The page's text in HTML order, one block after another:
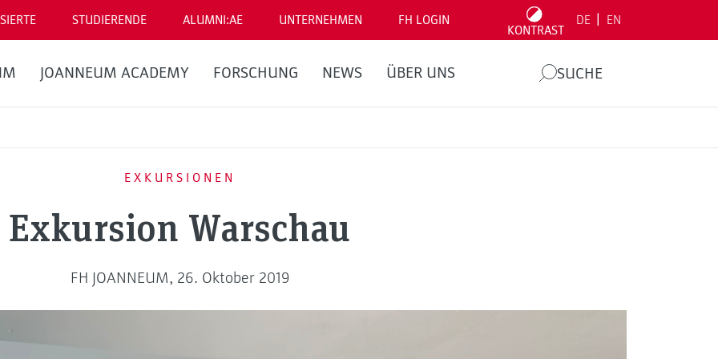
STUDIERENDE ALUMNI:AE UNTERNEHMEN FH LOGIN
KONTRAST
DE EN
JOANNEUM ACADEMY FORSCHUNG NEWS ÜBER UNS SUCHE
EXKURSIONEN
Exkursion Warschau
FH JOANNEUM, 26. Oktober 2019